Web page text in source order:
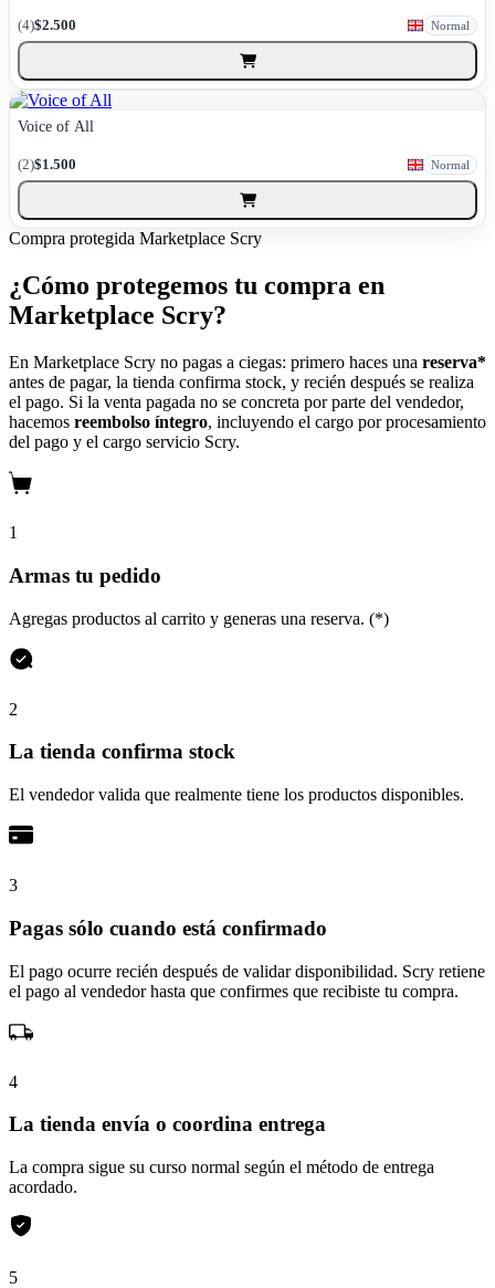
(4)$2.500 Normal
Voice of All
(2)$1.500 Normal
Compra protegida Marketplace Scry
¿Cómo protegemos tu compra en
Marketplace Scry?
En Marketplace Scry no pagas a ciegas: primero haces una reserva*
antes de pagar, la tienda confirma stock, y recién después se realiza
el pago. Si la venta pagada no se concreta por parte del vendedor,
hacemos reembolso íntegro, incluyendo el cargo por procesamiento
del pago y el cargo servicio Scry.
1
Armas tu pedido
Agregas productos al carrito y generas una reserva. (*)
2
La tienda confirma stock
El vendedor valida que realmente tiene los productos disponibles.
3
Pagas sólo cuando está confirmado
El pago ocurre recién después de validar disponibilidad. Scry retiene
el pago al vendedor hasta que confirmes que recibiste tu compra.
4
La tienda envía o coordina entrega
La compra sigue su curso normal según el método de entrega
acordado.
5